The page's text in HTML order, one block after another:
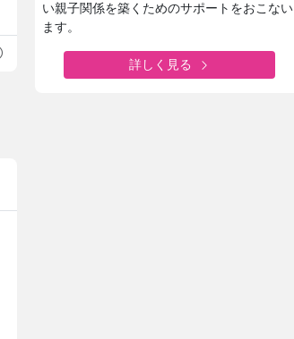
い親子関係を築くためのサポートをおこない
ます。
詳しく見る